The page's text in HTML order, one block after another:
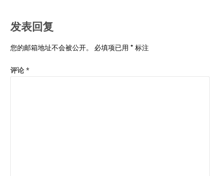
发表回复
您的邮箱地址不会被公开。 必填项已用 * 标注
评论 *